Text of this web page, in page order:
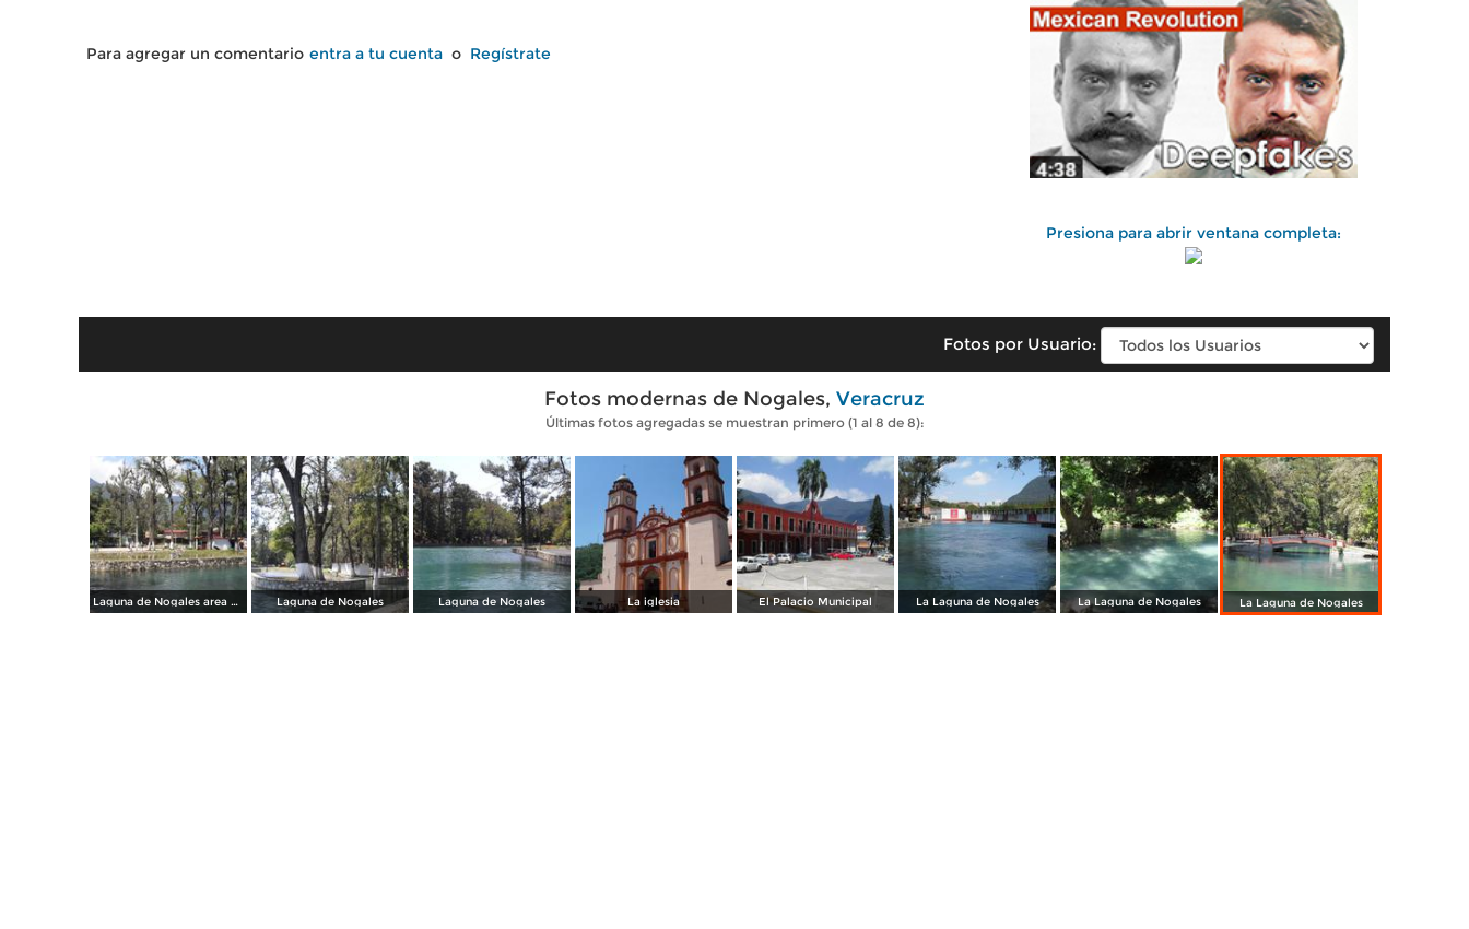
Para agregar un comentario entra a tu cuenta o Regístrate
Presiona para abrir ventana completa:
Fotos por Usuario:
Fotos modernas de Nogales, Veracruz
Últimas fotos agregadas se muestran primero (1 al 8 de 8):
Laguna de Nogales area de juegos Laguna de Nogales Laguna de Nogales La iglesia El Palacio Municipal La Laguna de Nogales La Laguna de Nogales La Laguna de Nogales